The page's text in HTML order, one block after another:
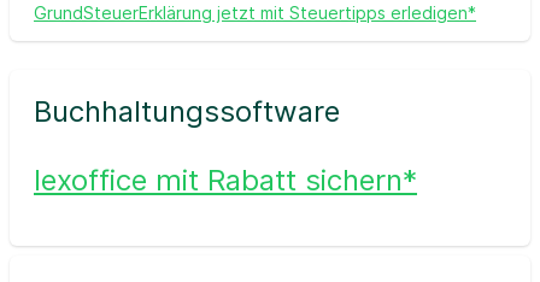
GrundSteuerErklärung jetzt mit Steuertipps erledigen*
Buchhaltungssoftware
lexoffice mit Rabatt sichern*